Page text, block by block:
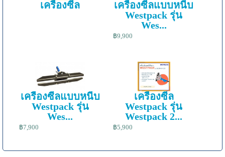
เครื่องซีล
เครื่องซีลแบบหนีบ
Westpack รุ่น
Wes...
฿9,900
เครื่องซีลแบบหนีบ
Westpack รุ่น
Wes...
฿7,900
เครื่องซีล
Westpack รุ่น
Westpack 2...
฿5,900